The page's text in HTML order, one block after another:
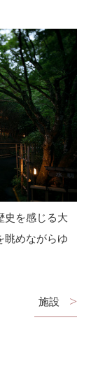
史を感じる大
眺めながらゆ
施設